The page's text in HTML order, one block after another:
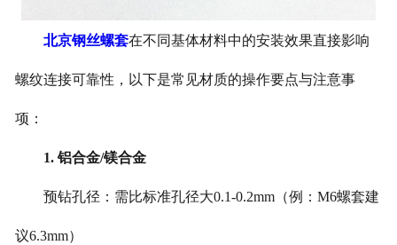
北京钢丝螺套在不同基体材料中的安装效果直接影响
螺纹连接可靠性，以下是常见材质的操作要点与注意事
项：
1. 铝合金/镁合金
预钻孔径：需比标准孔径大0.1-0.2mm（例：M6螺套建
议6.3mm）